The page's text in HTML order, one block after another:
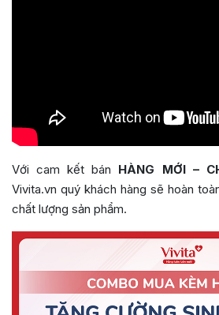
Với cam kết bán HÀNG MỚI –
Vivita.vn quý khách hàng sẽ hoàn
chất lượng sản phẩm.